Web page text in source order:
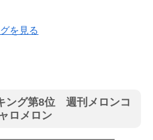
を見る
ング第8位 週刊メロンコ
ロメロン